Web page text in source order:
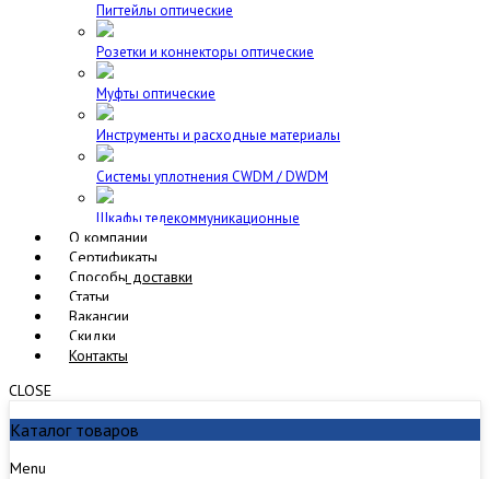
Пигтейлы оптические
Розетки и коннекторы оптические
Муфты оптические
Инструменты и расходные материалы
Cистемы уплотнения CWDM / DWDM
Шкафы телекоммуникационные
О компании
Сертификаты
Способы доставки
Статьи
Вакансии
Скидки
Контакты
CLOSE
Каталог товаров
Menu